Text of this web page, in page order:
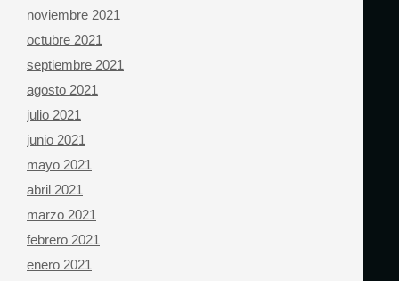
noviembre 2021
octubre 2021
septiembre 2021
agosto 2021
julio 2021
junio 2021
mayo 2021
abril 2021
marzo 2021
febrero 2021
enero 2021